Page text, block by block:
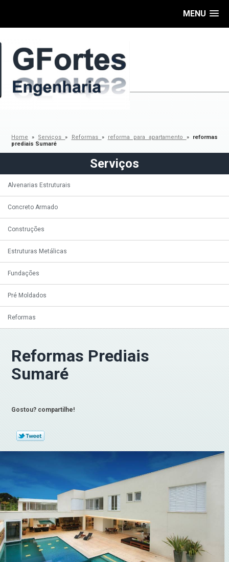
MENU
Home » Serviços» Reformas » reforma para apartamento »
reformas
prediais Sumaré
Serviços
Alvenarias Estruturais
Concreto Armado
Construções
Estruturas Metálicas
Fundações
Pré Moldados
Reformas
Reformas Prediais
Sumaré
Gostou? compartilhe!